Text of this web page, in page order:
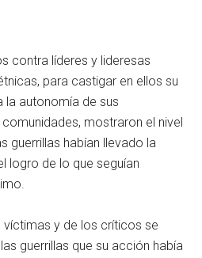
contra líderes y lideresas
para castigar en ellos su
autonomía de sus
mostraron el nivel
guerrillas habían llevado la
logro de lo que seguían
víctimas y de los críticos se
guerrillas que su acción había